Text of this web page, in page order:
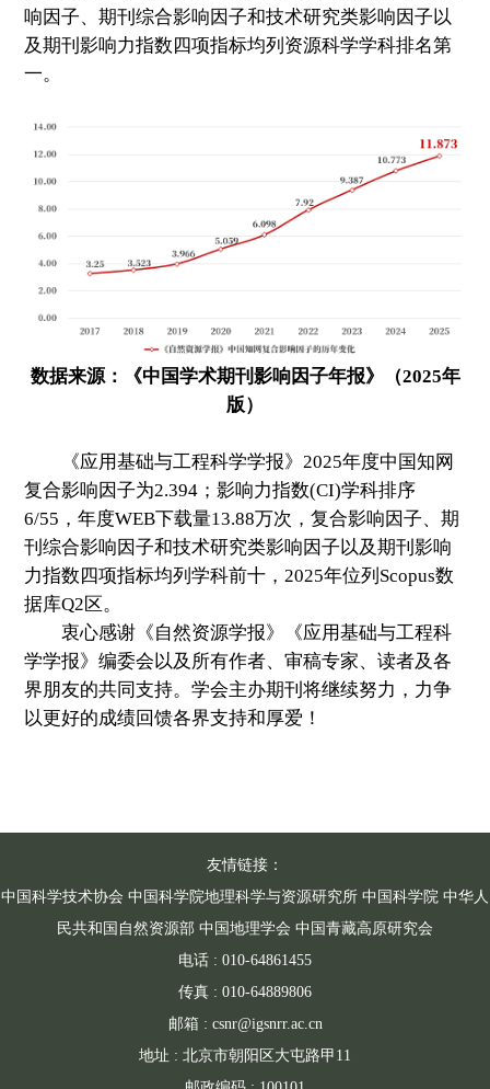
响因子、期刊综合影响因子和技术研究类影响因子以
及期刊影响力指数四项指标均列资源科学学科排名第
一。
数据来源：《中国学术期刊影响因子年报》（2025年
版）
《应用基础与工程科学学报》2025年度中国知网
复合影响因子为2.394；影响力指数(CI)学科排序
6/55，年度WEB下载量13.88万次，复合影响因子、期
刊综合影响因子和技术研究类影响因子以及期刊影响
力指数四项指标均列学科前十，2025年位列Scopus数
据库Q2区。
衷心感谢《自然资源学报》《应用基础与工程科
学学报》编委会以及所有作者、审稿专家、读者及各
界朋友的共同支持。学会主办期刊将继续努力，力争
以更好的成绩回馈各界支持和厚爱！
友情链接：
中国科学技术协会 中国科学院地理科学与资源研究所 中国科学院 中华人
民共和国自然资源部 中国地理学会 中国青藏高原研究会
电话 : 010-64861455
传真 : 010-64889806
邮箱 : csnr@igsnrr.ac.cn
地址 : 北京市朝阳区大屯路甲11